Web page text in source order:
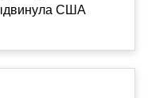
США